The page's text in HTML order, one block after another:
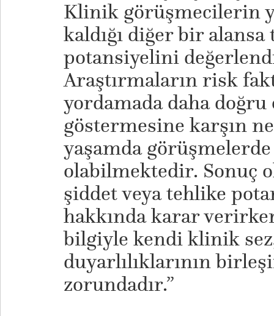
Klinik görüşmecilerin
kaldığı diğer bir
potansiyelini
Araştırmaların risk
yordamada daha
göstermesine karşın
yaşamda
olabilmektedir. Sonuç
şiddet veya tehlike
hakkında karar
bilgiyle kendi klinik
duyarlılıklarının
zorundadır.”